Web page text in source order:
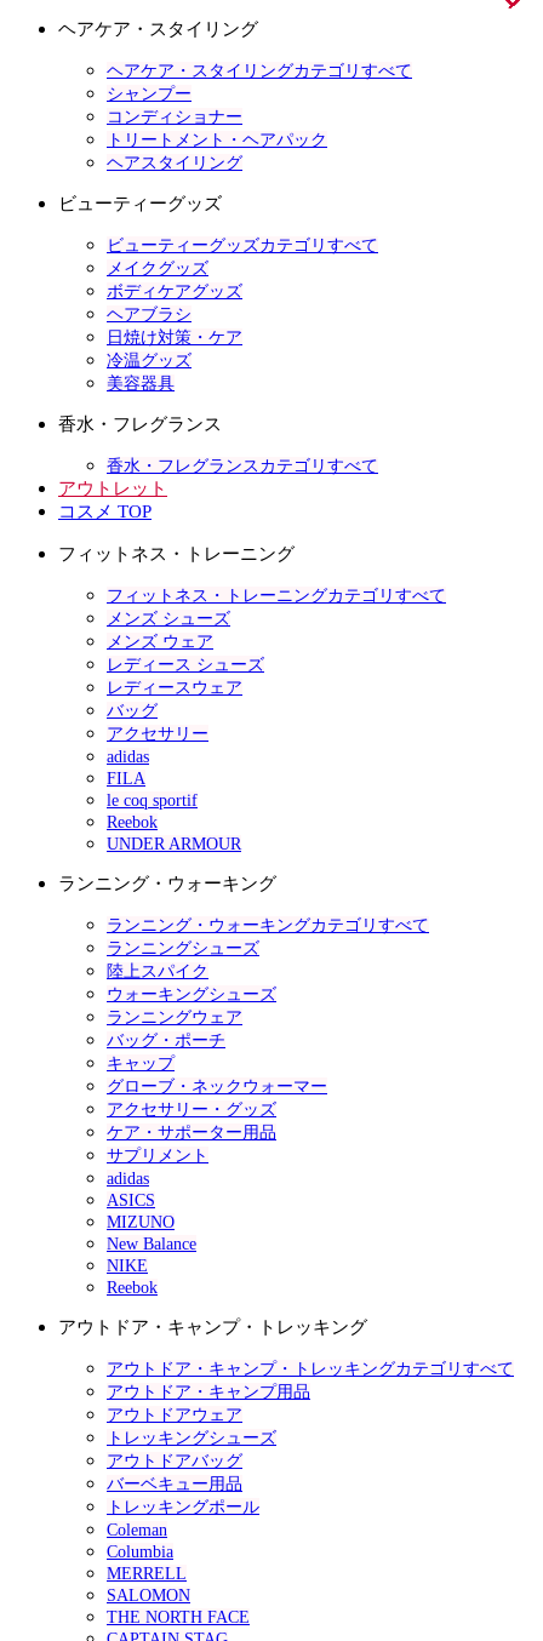
ヘアケア・スタイリング
ヘアケア・スタイリングカテゴリすべて
シャンプー
コンディショナー
トリートメント・ヘアパック
ヘアスタイリング
ビューティーグッズ
ビューティーグッズカテゴリすべて
メイクグッズ
ボディケアグッズ
ヘアブラシ
日焼け対策・ケア
冷温グッズ
美容器具
香水・フレグランス
香水・フレグランスカテゴリすべて
アウトレット
コスメ TOP
フィットネス・トレーニング
フィットネス・トレーニングカテゴリすべて
メンズ シューズ
メンズ ウェア
レディース シューズ
レディースウェア
バッグ
アクセサリー
adidas
FILA
le coq sportif
Reebok
UNDER ARMOUR
ランニング・ウォーキング
ランニング・ウォーキングカテゴリすべて
ランニングシューズ
陸上スパイク
ウォーキングシューズ
ランニングウェア
バッグ・ポーチ
キャップ
グローブ・ネックウォーマー
アクセサリー・グッズ
ケア・サポーター用品
サプリメント
adidas
ASICS
MIZUNO
New Balance
NIKE
Reebok
アウトドア・キャンプ・トレッキング
アウトドア・キャンプ・トレッキングカテゴリすべて
アウトドア・キャンプ用品
アウトドアウェア
トレッキングシューズ
アウトドアバッグ
バーベキュー用品
トレッキングポール
Coleman
Columbia
MERRELL
SALOMON
THE NORTH FACE